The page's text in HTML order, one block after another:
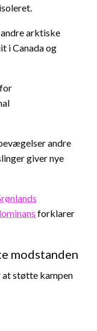
arktiske
i Canada og
andre
giver nye
forklarer
modstanden
støtte kampen